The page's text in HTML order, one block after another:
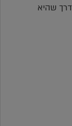
שהיא